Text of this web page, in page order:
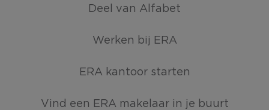
Deel van Alfabet
Werken bij ERA
ERA kantoor starten
Vind een ERA makelaar in je buurt